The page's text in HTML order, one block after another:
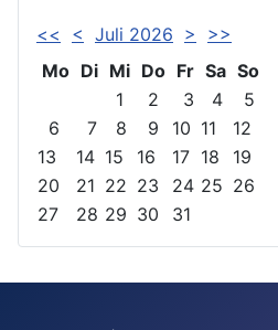
<< < Juli 2026 >
>>
Mo Di Mi Do Fr Sa So
1
2 3 4
5
6
7 8 9 10 11
12
13
14 15 16 17 18
19
20
21 22 23 24 25 26
27
28 29 30 31